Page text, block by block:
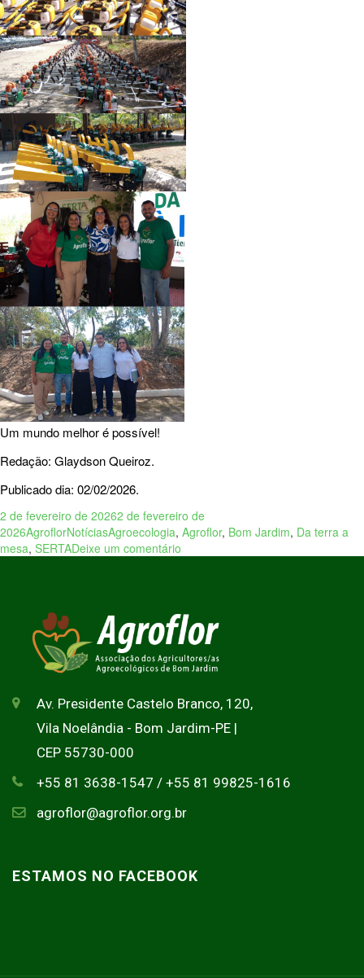
Um mundo melhor é possível!
Redação: Glaydson Queiroz.
Publicado dia: 02/02/2026.
2 de fevereiro de 20262 de fevereiro de
2026AgroflorNotíciasAgroecologia, Agroflor, Bom Jardim, Da terra a
mesa, SERTADeixe um comentário
Av. Presidente Castelo Branco, 120,
Vila Noelândia - Bom Jardim-PE |
CEP 55730-000
+55 81 3638-1547 / +55 81 99825-1616
agroflor@agroflor.org.br
ESTAMOS NO FACEBOOK